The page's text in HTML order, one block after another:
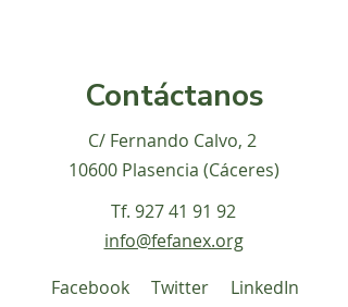
Contáctanos
C/ Fernando Calvo, 2
10600 Plasencia (Cáceres)
Tf. 927 41 91 92
info@fefanex.org
Facebook
Twitter LinkedIn